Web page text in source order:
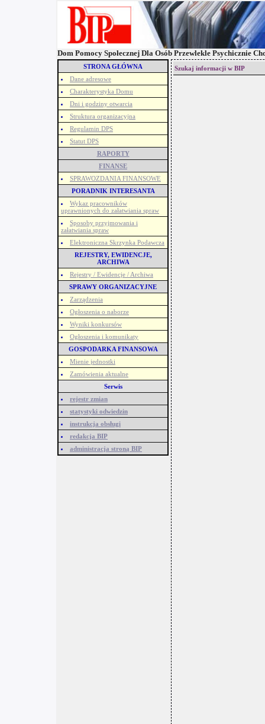
Dom Pomocy Społecznej Dla Osób Przewlekle Psychicznie
STRONA GŁÓWNA
Dane adresowe
Charakterystyka Domu
Dni i godziny otwarcia
Struktura organizacyjna
Regulamin DPS
Statut DPS
RAPORTY
FINANSE
SPRAWOZDANIA FINANSOWE
PORADNIK INTERESANTA
Wykaz pracowników
uprawnionych do załatwiania spraw
Sposoby przyjmowania i
załatwiania spraw
Elektroniczna Skrzynka Podawcza
REJESTRY, EWIDENCJE,
ARCHIWA
Rejestry / Ewidencje / Archiwa
SPRAWY ORGANIZACYJNE
Zarządzenia
Ogłoszenia o naborze
Wyniki konkursów
Ogłoszenia i komunikaty
GOSPODARKA FINANSOWA
Mienie jednostki
Zamówienia aktualne
Serwis
rejestr zmian
statystyki odwiedzin
instrukcja obsługi
redakcja BIP
administracja stroną BIP
Szukaj informacji w BIP